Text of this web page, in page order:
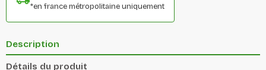
*en france métropolitaine uniquement
Description
Détails du produit